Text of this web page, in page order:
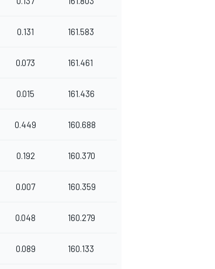
0.131 161.583
0.073 161.461
0.015 161.436
0.449 160.688
0.192 160.370
0.007 160.359
0.048 160.279
0.089 160.133